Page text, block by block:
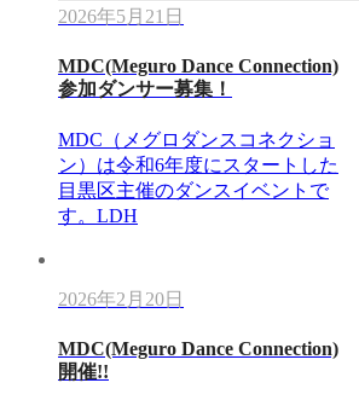
2026年5月21日
MDC(Meguro Dance Connection)
参加ダンサー募集！
MDC（メグロダンスコネクショ
ン）は令和6年度にスタートした
目黒区主催のダンスイベントで
す。LDH
2026年2月20日
MDC(Meguro Dance Connection)
開催!!